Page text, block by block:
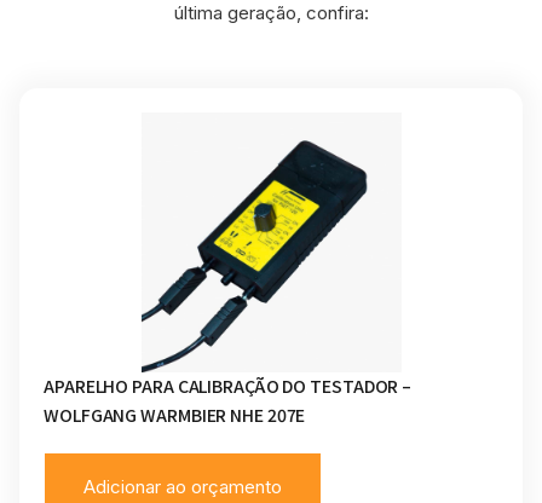
última geração, confira:
APARELHO PARA CALIBRAÇÃO DO TESTADOR –
WOLFGANG WARMBIER NHE 207E
Adicionar ao orçamento